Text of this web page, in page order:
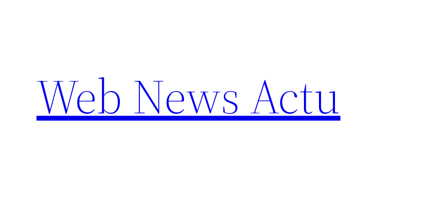
Web News Actu